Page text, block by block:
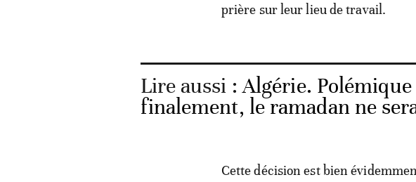
prière sur leur lieu de travail.
Lire aussi :Algérie.
finalement, le ramadan ne
Cette décision est bien